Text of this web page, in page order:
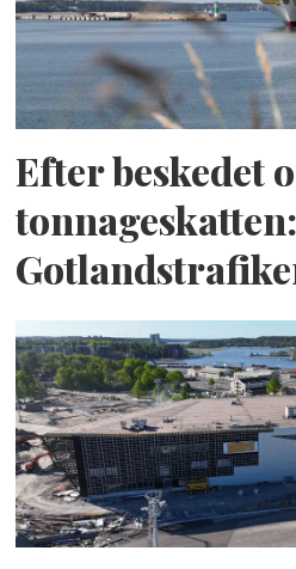
Efter beskedet